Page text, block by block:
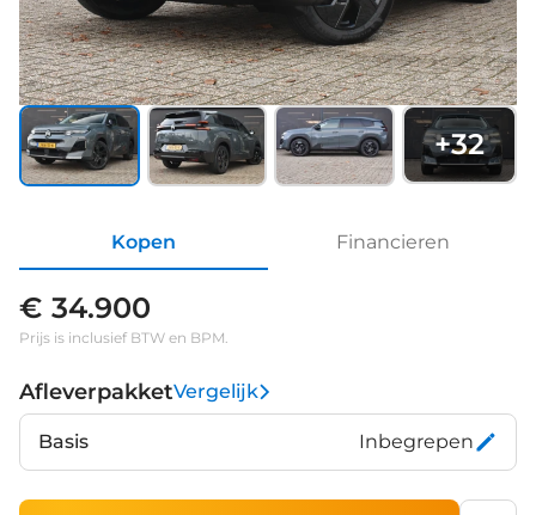
+32
Kopen Financieren
€ 34.900
Prijs is inclusief BTW en BPM.
AfleverpakketVergelijk
Basis Inbegrepen